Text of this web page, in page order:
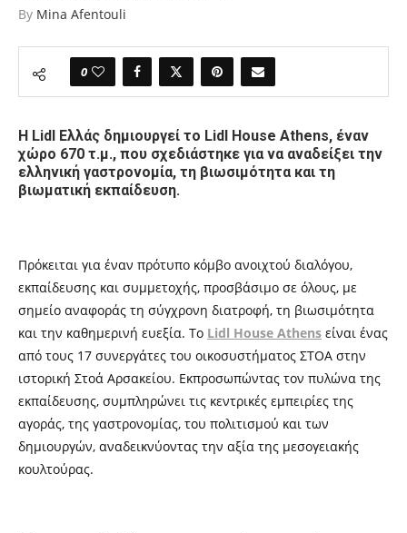
By Mina Afentouli
0
Η Lidl Ελλάς δημιουργεί το Lidl House Athens, έναν
χώρο 670 τ.μ., που σχεδιάστηκε για να αναδείξει την
ελληνική γαστρονομία, τη βιωσιμότητα και τη
βιωματική εκπαίδευση.
Πρόκειται για έναν πρότυπο κόμβο ανοιχτού διαλόγου,
εκπαίδευσης και συμμετοχής, προσβάσιμο σε όλους, με
σημείο αναφοράς τη σύγχρονη διατροφή, τη βιωσιμότητα
και την καθημερινή ευεξία. Το Lidl House Athens είναι ένας
από τους 17 συνεργάτες του οικοσυστήματος ΣΤΟΑ στην
ιστορική Στοά Αρσακείου. Εκπροσωπώντας τον πυλώνα της
εκπαίδευσης, συμπληρώνει τις κεντρικές εμπειρίες της
αγοράς, της γαστρονομίας, του πολιτισμού και των
δημιουργών, αναδεικνύοντας την αξία της μεσογειακής
κουλτούρας.